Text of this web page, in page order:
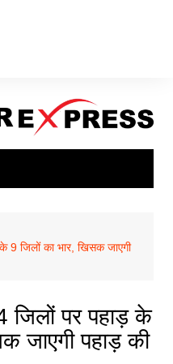
9 जिलों का भार, खिसक जाएगी
जिलों पर पहाड़ के
जाएगी पहाड़ की